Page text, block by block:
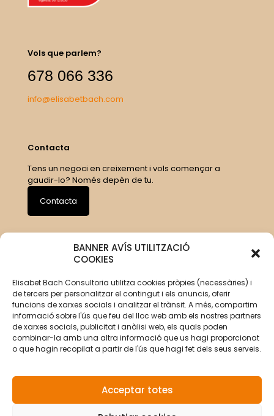
BANNER AVÍS UTILITZACIÓ
COOKIES
Elisabet Bach Consultoria utilitza cookies pròpies (necessàries) i
de tercers per personalitzar el contingut i els anuncis, oferir
funcions de xarxes socials i analitzar el trànsit. A més, compartim
informació sobre l'ús que feu del lloc web amb els nostres partners
de xarxes socials, publicitat i anàlisi web, els quals poden
combinar-la amb una altra informació que us hagi proporcionat
o que hagin recopilat a partir de l'ús que hagi fet dels seus serveis.
Acceptar totes
Vols que parlem?
678 066 336
info@elisabetbach.com
Contacta
Tens un negoci en creixement i vols començar a
gaudir-lo? Només depèn de tu.
Contacta